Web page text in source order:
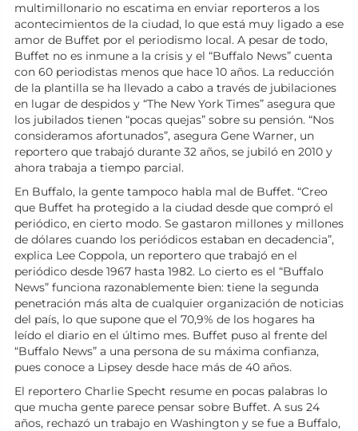
multimillonario no escatima en enviar reporteros a los
acontecimientos de la ciudad, lo que está muy ligado a ese
amor de Buffet por el periodismo local. A pesar de todo,
Buffet no es inmune a la crisis y el “Buffalo News” cuenta
con 60 periodistas menos que hace 10 años. La reducción
de la plantilla se ha llevado a cabo a través de jubilaciones
en lugar de despidos y “The New York Times” asegura que
los jubilados tienen “pocas quejas” sobre su pensión. “Nos
consideramos afortunados”, asegura Gene Warner, un
reportero que trabajó durante 32 años, se jubiló en 2010 y
ahora trabaja a tiempo parcial.
En Buffalo, la gente tampoco habla mal de Buffet. “Creo
que Buffet ha protegido a la ciudad desde que compró el
periódico, en cierto modo. Se gastaron millones y millones
de dólares cuando los periódicos estaban en decadencia”,
explica Lee Coppola, un reportero que trabajó en el
periódico desde 1967 hasta 1982. Lo cierto es el “Buffalo
News” funciona razonablemente bien: tiene la segunda
penetración más alta de cualquier organización de noticias
del país, lo que supone que el 70,9% de los hogares ha
leído el diario en el último mes. Buffet puso al frente del
“Buffalo News” a una persona de su máxima confianza,
pues conoce a Lipsey desde hace más de 40 años.
El reportero Charlie Specht resume en pocas palabras lo
que mucha gente parece pensar sobre Buffet. A sus 24
años, rechazó un trabajo en Washington y se fue a Buffalo,